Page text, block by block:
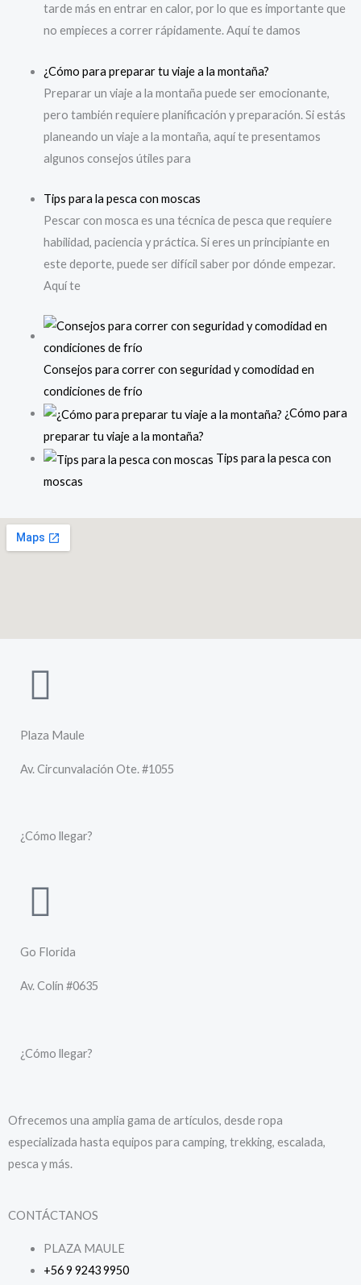
tarde más en entrar en calor, por lo que es importante que
no empieces a correr rápidamente. Aquí te damos
¿Cómo para preparar tu viaje a la montaña?
Preparar un viaje a la montaña puede ser emocionante,
pero también requiere planificación y preparación. Si estás
planeando un viaje a la montaña, aquí te presentamos
algunos consejos útiles para
Tips para la pesca con moscas
Pescar con mosca es una técnica de pesca que requiere
habilidad, paciencia y práctica. Si eres un principiante en
este deporte, puede ser difícil saber por dónde empezar.
Aquí te
Consejos para correr con seguridad y comodidad en
condiciones de frío
¿Cómo para
preparar tu viaje a la montaña?
Tips para la pesca con
moscas
Plaza Maule
Av. Circunvalación Ote. #1055
¿Cómo llegar?
Go Florida
Av. Colín #0635
¿Cómo llegar?
Ofrecemos una amplia gama de artículos, desde ropa
especializada hasta equipos para camping, trekking, escalada,
pesca y más.
CONTÁCTANOS
PLAZA MAULE
+56 9 9243 9950